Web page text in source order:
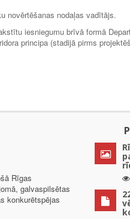
novērtēšanas nodaļas vadītājs.
iesniegumu brīvā formā
principa (stadijā pirms
Rīgas
galvaspilsētas
konkurētspējas